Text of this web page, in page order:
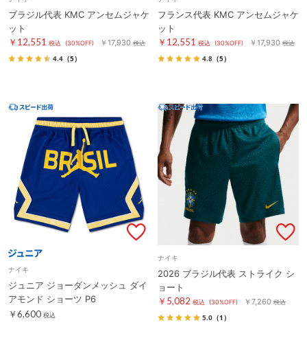
ブラジル代表 KMC アンセムジャケ
ット
￥12,551 税込 (30%OFF) ￥17,930 税込
4.4 （5）
フランス代表 KMC アンセムジャケ
ット
￥12,551 税込 (30%OFF) ￥17,930 税込
4.8 （5）
ナイキ
ジュニア ジョーダンメッシュ ダイ
アモンド ショーツ P6
￥6,600 税込
ナイキ
2026 ブラジル代表 ストライク シ
ョート
￥5,082 税込 (30%OFF) ￥7,260 税込
5.0 （1）